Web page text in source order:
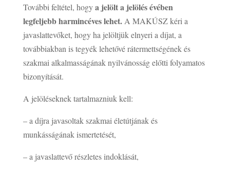
További feltétel, hogya jelölt a jelölés évében
legfeljebb harmincéves lehet.A MAKÚSZ kéri a
javaslattevőket, hogy ha jelöltjük elnyeri a díjat, a
továbbiakban is tegyék lehetővé rátermettségének és
szakmai alkalmasságának nyilvánosság előtti folyamatos
bizonyítását.
A jelöléseknek tartalmazniuk kell:
– a díjra javasoltak szakmai életútjának és
munkásságának ismertetését,
– a javaslattevő részletes indoklását,